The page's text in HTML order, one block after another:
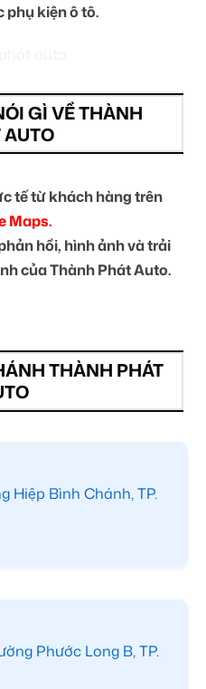
phụ kiện ô tô.
GÌ VỀ THÀNH
AUTO
tế từ khách hàng trên
Maps.
hồi, hình ảnh và trải
của Thành Phát Auto.
THÀNH PHÁT
Hiệp Bình Chánh, TP.
Phước Long B, TP.